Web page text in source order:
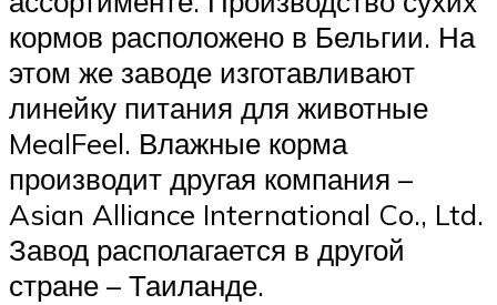
кормов расположено в Бельгии. На
этом же заводе изготавливают
линейку питания для животные
MealFeel. Влажные корма
производит другая компания –
Asian Alliance International Co., Ltd.
Завод располагается в другой
стране – Таиланде.